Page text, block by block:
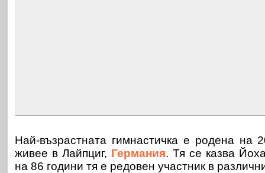
Най-възрастната гимнастичка е родена на
живее в Лайпциг, Германия. Тя се казва
на 86 години тя е редовен участник в